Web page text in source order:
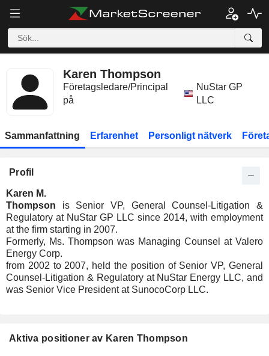
Karen Thompson
Företagsledare/Principal
på
NuStar GP
LLC
Sammanfattning Erfarenhet Personligt nätverk
Profil
Karen M.
Thompson is Senior VP, General Counsel-Litigation &
Regulatory at NuStar GP LLC since 2014, with employment
at the firm starting in 2007.
Formerly, Ms. Thompson was Managing Counsel at Valero
Energy Corp.
from 2002 to 2007, held the position of Senior VP, General
Counsel-Litigation & Regulatory at NuStar Energy LLC, and
was Senior Vice President at SunocoCorp LLC.
Aktiva positioner av Karen Thompson